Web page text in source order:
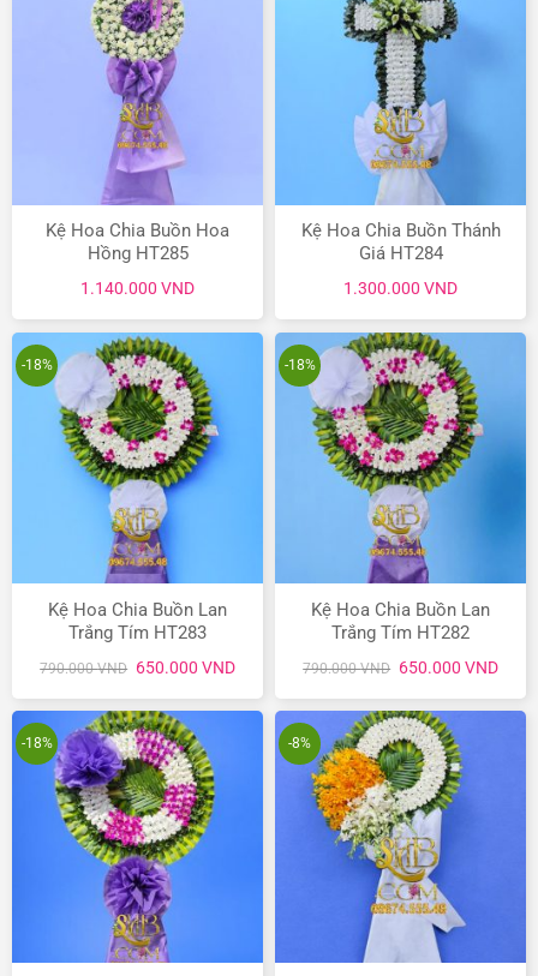
Kệ Hoa Chia Buồn Hoa
Hồng HT285
1.140.000 VND
Kệ Hoa Chia Buồn Thánh
Giá HT284
1.300.000 VND
-18%
Kệ Hoa Chia Buồn Lan
Trắng Tím HT283
790.000VND Giá
là:
790.000 VND.
650.000 VNDGiá
tại
là:
650.000 VND.
-18%
Kệ Hoa Chia Buồn Lan
Trắng Tím HT282
790.000VND Giá
là:
790.000 VND.
650.000 VNDGiá
tại
là:
-18% -8%